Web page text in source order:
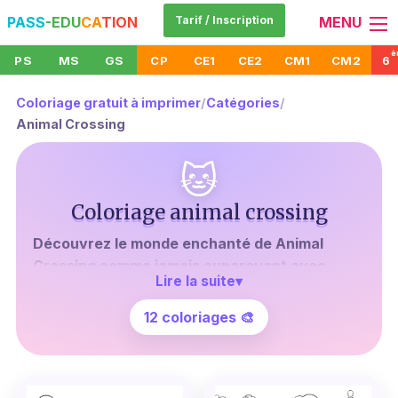
PASS-EDUCATION Tarif / Inscription MENU
PS MS GS CP CE1 CE2 CM1 CM2 6
Coloriage gratuit à imprimer/Catégories/
Animal Crossing
🐱
Coloriage animal crossing
Découvrez le monde enchanté de Animal
Crossing comme jamais auparavant avec
notre collection de coloriages gratuits à
Que vous soyez un fan de longue
date ou que vous veniez tout juste d'entrer dans
ce monde fascinant, ces dessins détaillés et
Lire la suite▾
12 coloriages 🎨